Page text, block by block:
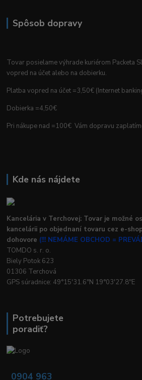
Spôsob dopravy
Tovar posielame výhrade kuriérom Packeta
vopred na účet alebo na dobierku.
Platba vopred na účet =3,50€ (Internet
Dobierka =4,50€
Pri nákupe nad =100€ Vám dopravu
Kde nás nájdete
Kancelária v Terchovej: Tovar je možné
kancelárii po objednaní tovaru cez e-
dohovore (!!! NEMÁME OBCHOD =
TOMDO s. r. o.
Biely Potok 623
01306 Terchová
GPS súradnice: 49°15'31.6"N 19°03'27.8"E
Potrebujete
poradiť?
0904 963